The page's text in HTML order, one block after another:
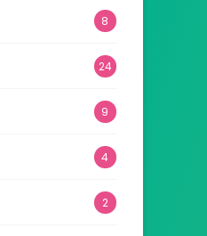
8
24
9
4
2